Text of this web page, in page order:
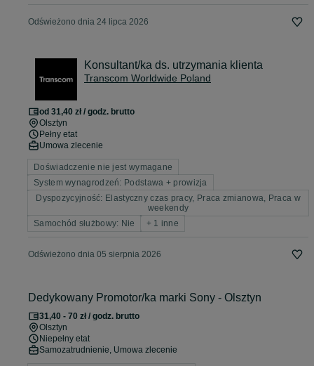
Odświeżono dnia 24 lipca 2026
Konsultant/ka ds. utrzymania klienta
Transcom Worldwide Poland
od 31,40 zł / godz. brutto
Olsztyn
Pełny etat
Umowa zlecenie
Doświadczenie nie jest wymagane
System wynagrodzeń: Podstawa + prowizja
Dyspozycyjność: Elastyczny czas pracy, Praca zmianowa, Praca w
weekendy
Samochód służbowy: Nie
+ 1 inne
Odświeżono dnia 05 sierpnia 2026
Dedykowany Promotor/ka marki Sony - Olsztyn
31,40 - 70 zł / godz. brutto
Olsztyn
Niepełny etat
Samozatrudnienie, Umowa zlecenie